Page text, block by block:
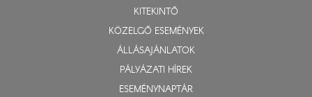
KITEKINTŐ
KÖZELGŐ ESEMÉNYEK
ÁLLÁSAJÁNLATOK
PÁLYÁZATI HÍREK
ESEMÉNYNAPTÁR